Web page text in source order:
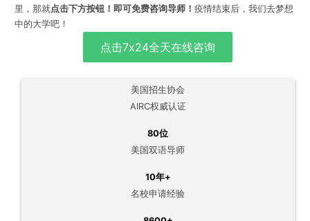
里，那就点击下方按钮！即可免费咨询导师！ 疫情结束后，我们去梦想
中的大学吧！
点击7x24全天在线咨询
美国招生协会
AIRC权威认证
80位
美国双语导师
10年+
名校申请经验